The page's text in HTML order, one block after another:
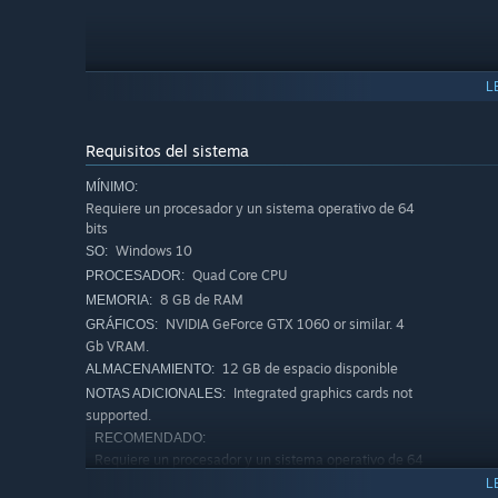
Mods
Usa el mismo editor que los desarrolladores para crear
juego. Incluye un soporte para mods integrado,
incluye mods de ejemplo muy detallados para que
empezar a hacer mods. O adéntrate y disfruta de la
Requisitos del sistema
MÍNIMO:
Requiere un procesador y un sistema operativo de 64
bits
SO: Windows 10
PROCESADOR: Quad Core CPU
MEMORIA: 8 GB de RAM
GRÁFICOS: NVIDIA GeForce GTX 1060 or similar. 4
Gb VRAM.
ALMACENAMIENTO: 12 GB de espacio disponible
NOTAS ADICIONALES: Integrated graphics cards not
supported.
RECOMENDADO:
Requiere un procesador y un sistema operativo de 64